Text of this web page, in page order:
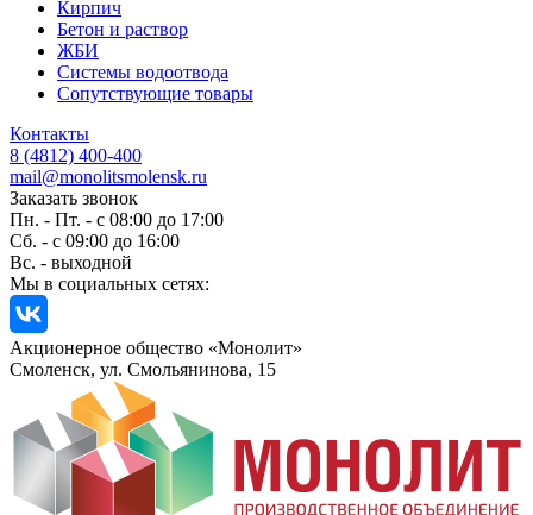
Кирпич
Бетон и раствор
ЖБИ
Системы водоотвода
Сопутствующие товары
Контакты
8 (4812) 400-400
mail@monolitsmolensk.ru
Заказать звонок
Пн. - Пт. - с 08:00 до 17:00
Сб. - с 09:00 до 16:00
Вс. - выходной
Мы в социальных сетях:
Акционерное общество «Монолит»
Смоленск, ул. Смольянинова, 15